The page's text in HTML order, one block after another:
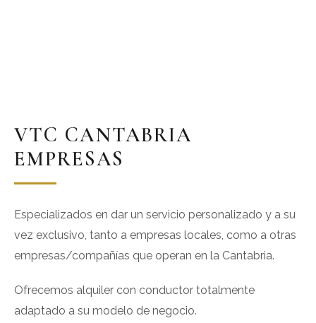
VTC CANTABRIA
EMPRESAS
Especializados en dar un servicio personalizado y a su
vez exclusivo, tanto a empresas locales, como a otras
empresas/compañías que operan en la Cantabria.
Ofrecemos alquiler con conductor totalmente
adaptado a su modelo de negocio.